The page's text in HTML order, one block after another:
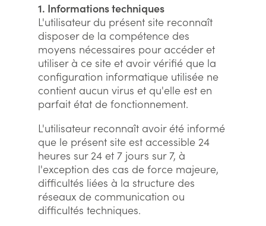
1. Informations techniques
L'utilisateur du présent site reconnaît
disposer de la compétence des
moyens nécessaires pour accéder et
utiliser à ce site et avoir vérifié que la
configuration informatique utilisée ne
contient aucun virus et qu'elle est en
parfait état de fonctionnement.
L'utilisateur reconnaît avoir été informé
que le présent site est accessible 24
heures sur 24 et 7 jours sur 7, à
l'exception des cas de force majeure,
difficultés liées à la structure des
réseaux de communication ou
difficultés techniques.